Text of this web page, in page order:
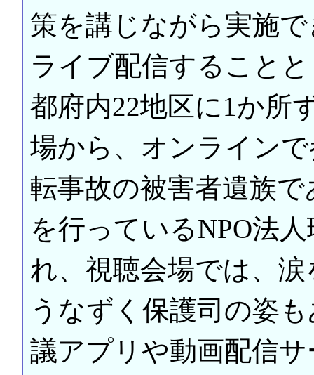
策を講じながら実施
ライブ配信すること
都府内22地区に1か所
場から、オンライン
転事故の被害者遺族
を行っているNPO法
れ、視聴会場では、
うなずく保護司の姿
議アプリや動画配信